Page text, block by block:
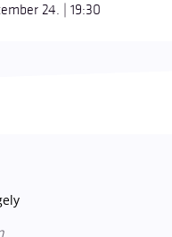
24. | 19:30